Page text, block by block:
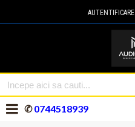
AUTENTIFICARE
✆0744518939